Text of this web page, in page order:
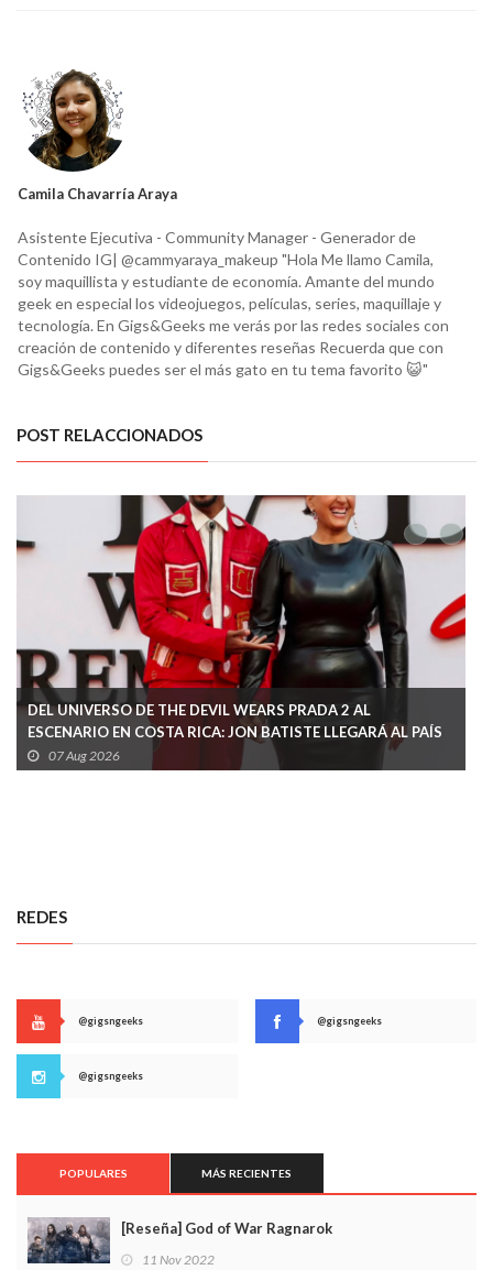
Camila Chavarría Araya
Asistente Ejecutiva - Community Manager - Generador de
Contenido IG| @cammyaraya_makeup "Hola Me llamo Camila,
soy maquillista y estudiante de economía. Amante del mundo
geek en especial los videojuegos, películas, series, maquillaje y
tecnología. En Gigs&Geeks me verás por las redes sociales con
creación de contenido y diferentes reseñas Recuerda que con
Gigs&Geeks puedes ser el más gato en tu tema favorito 😺"
POST RELACCIONADOS
DEL UNIVERSO DE THE DEVIL WEARS PRADA 2 AL
ESCENARIO EN COSTA RICA: JON BATISTE LLEGARÁ AL PAÍS
EN MENOS DE UN MES
07 Aug 2026
REDES
@gigsngeeks @gigsngeeks
@gigsngeeks
POPULARES MÁS RECIENTES
[Reseña] God of War Ragnarok
11 Nov 2022